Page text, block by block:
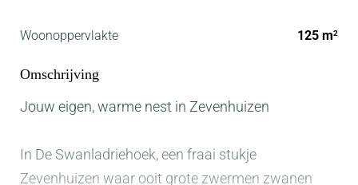
Woonoppervlakte 125 m2
Omschrijving
Jouw eigen, warme nest in Zevenhuizen
In De Swanladriehoek, een fraai stukje
Zevenhuizen waar ooit grote zwermen zwanen